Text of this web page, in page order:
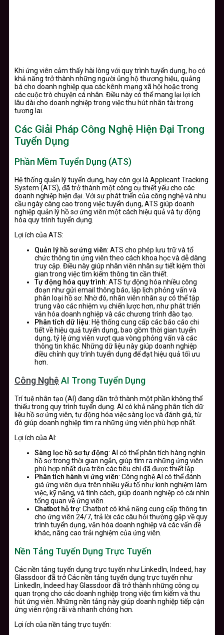
Khi ứng viên cảm thấy hài lòng với quy trình tuyển dụng, họ có
khả năng trở thành những người ủng hộ thương hiệu, quảng
bá cho doanh nghiệp qua các kênh mạng xã hội hoặc trong
các cuộc trò chuyện cá nhân. Điều này có thể mang lại lợi ích
lâu dài cho doanh nghiệp trong việc thu hút nhân tài trong
tương lai.
Các Giải Pháp Công Nghệ Hiện Đại Trong
Tuyển Dụng
Phần Mềm Tuyển Dụng (ATS)
Hệ thống quản lý tuyển dụng, hay còn gọi là Applicant Tracking
System (ATS), đã trở thành một công cụ thiết yếu cho các
doanh nghiệp hiện đại. Với sự phát triển của công nghệ và nhu
cầu ngày càng cao trong việc tuyển dụng, ATS giúp doanh
nghiệp quản lý hồ sơ ứng viên một cách hiệu quả và tự động
hóa quy trình tuyển dụng.
Lợi ích của ATS:
Quản lý hồ sơ ứng viên: ATS cho phép lưu trữ và tổ
chức thông tin ứng viên theo cách khoa học và dễ dàng
truy cập. Điều này giúp nhân viên nhân sự tiết kiệm thời
gian trong việc tìm kiếm thông tin cần thiết.
Tự động hóa quy trình: ATS tự động hóa nhiều công
đoạn như gửi email thông báo, lập lịch phỏng vấn và
phân loại hồ sơ. Nhờ đó, nhân viên nhân sự có thể tập
trung vào các nhiệm vụ chiến lược hơn, như phát triển
văn hóa doanh nghiệp và các chương trình đào tạo.
Phân tích dữ liệu: Hệ thống cung cấp các báo cáo chi
tiết về hiệu quả tuyển dụng, bao gồm thời gian tuyển
dụng, tỷ lệ ứng viên vượt qua vòng phỏng vấn và các
thông tin khác. Những dữ liệu này giúp doanh nghiệp
điều chỉnh quy trình tuyển dụng để đạt hiệu quả tối ưu
hơn.
Công Nghệ AI Trong Tuyển Dụng
Trí tuệ nhân tạo (AI) đang dần trở thành một phần không thể
thiếu trong quy trình tuyển dụng. AI có khả năng phân tích dữ
liệu hồ sơ ứng viên, tự động hóa việc sàng lọc và đánh giá, từ
đó giúp doanh nghiệp tìm ra những ứng viên phù hợp nhất.
Lợi ích của AI:
Sàng lọc hồ sơ tự động: AI có thể phân tích hàng nghìn
hồ sơ trong thời gian ngắn, giúp tìm ra những ứng viên
phù hợp nhất dựa trên các tiêu chí đã được thiết lập.
Phân tích hành vi ứng viên: Công nghệ AI có thể đánh
giá ứng viên dựa trên nhiều yếu tố như kinh nghiệm làm
việc, kỹ năng, và tính cách, giúp doanh nghiệp có cái nhìn
tổng quan về ứng viên.
Chatbot hỗ trợ: Chatbot có khả năng cung cấp thông tin
cho ứng viên 24/7, trả lời các câu hỏi thường gặp về quy
trình tuyển dụng, văn hóa doanh nghiệp và các vấn đề
khác, nâng cao trải nghiệm của ứng viên.
Nền Tảng Tuyển Dụng Trực Tuyến
Các nền tảng tuyển dụng trực tuyến như LinkedIn, Indeed, hay
Glassdoor đã trở Các nền tảng tuyển dụng trực tuyến như
LinkedIn, Indeed hay Glassdoor đã trở thành những công cụ
quan trọng cho các doanh nghiệp trong việc tìm kiếm và thu
hút ứng viên. Những nền tảng này giúp doanh nghiệp tiếp cận
ứng viên rộng rãi và nhanh chóng hơn.
Lợi ích của nền tảng trực tuyến: